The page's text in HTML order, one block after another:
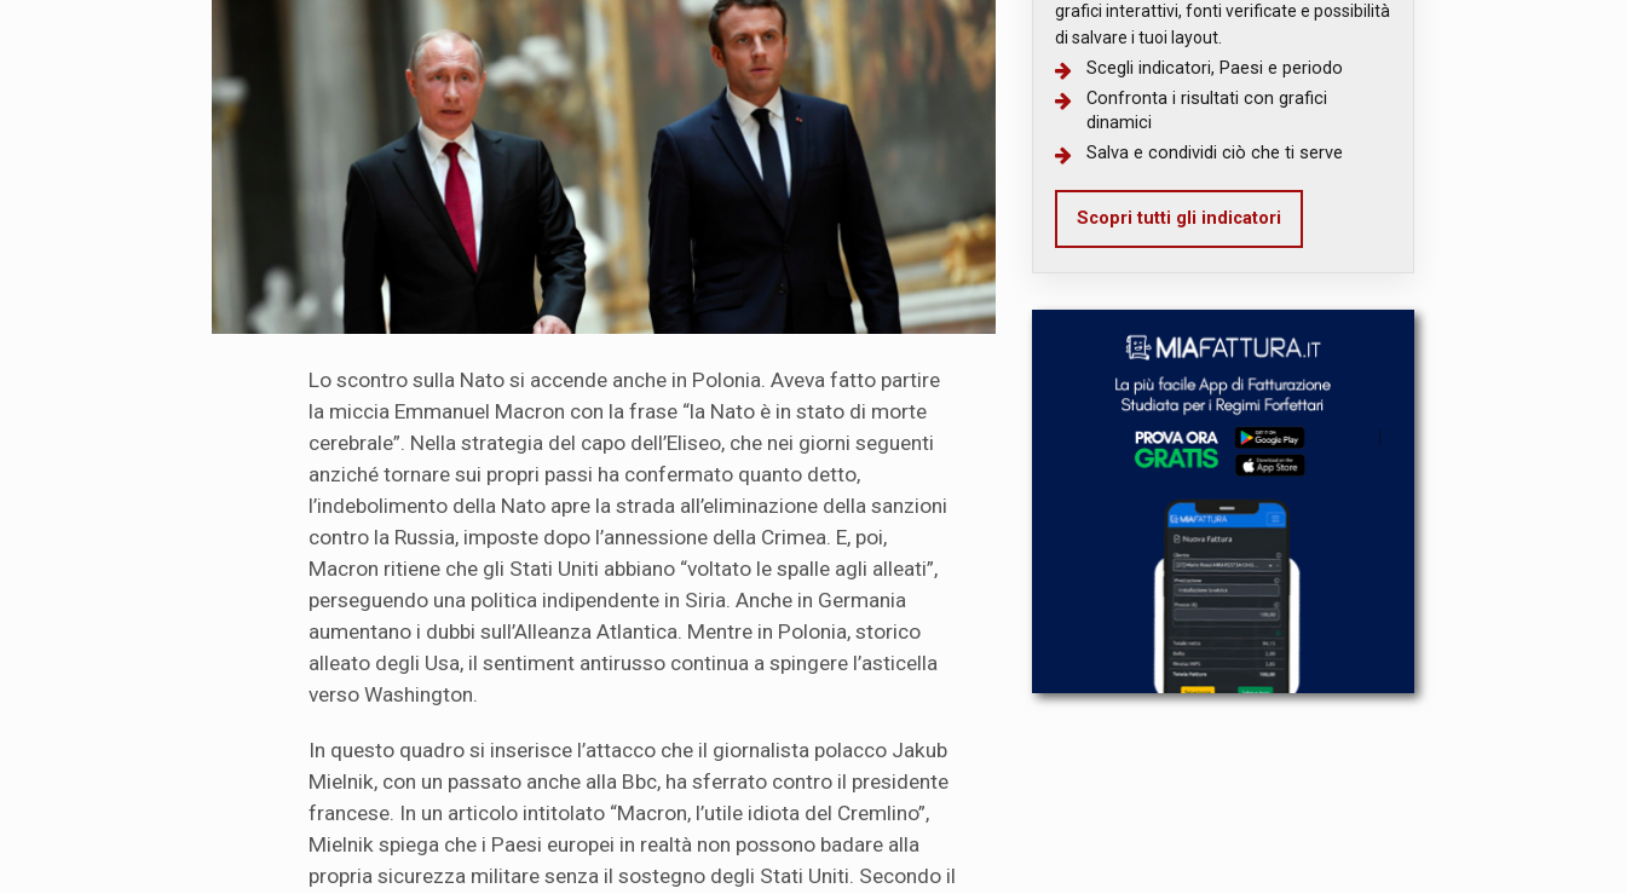
Lo scontro sulla Nato si accende anche in Polonia. Aveva fatto partire
la miccia Emmanuel Macron con la frase “la Nato è in stato di morte
cerebrale”. Nella strategia del capo dell’Eliseo, che nei giorni seguenti
anziché tornare sui propri passi ha confermato quanto detto,
l’indebolimento della Nato apre la strada all’eliminazione della sanzioni
contro la Russia, imposte dopo l’annessione della Crimea. E, poi,
Macron ritiene che gli Stati Uniti abbiano “voltato le spalle agli alleati”,
perseguendo una politica indipendente in Siria. Anche in Germania
aumentano i dubbi sull’Alleanza Atlantica. Mentre in Polonia, storico
alleato degli Usa, il sentiment antirusso continua a spingere l’asticella
verso Washington.
In questo quadro si inserisce l’attacco che il giornalista polacco Jakub
Mielnik, con un passato anche alla Bbc, ha sferrato contro il presidente
francese. In un articolo intitolato “Macron, l’utile idiota del Cremlino”,
Mielnik spiega che i Paesi europei in realtà non possono badare alla
propria sicurezza militare senza il sostegno degli Stati Uniti. Secondo il
grafici interattivi, fonti verificate e possibilità
di salvare i tuoi layout.
Scegli indicatori, Paesi e periodo
Confronta i risultati con grafici
dinamici
Salva e condividi ciò che ti serve
Scopri tutti gli indicatori